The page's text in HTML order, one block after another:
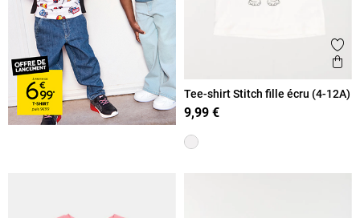
Tee-shirt Stitch fille écru (4-12A)
9,99 €